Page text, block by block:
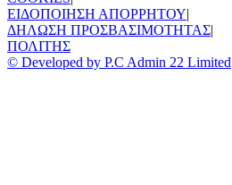
ΕΙΔΟΠΟΙΗΣΗ ΑΠΟΡΡΗΤΟΥ|
ΔΗΛΩΣΗ ΠΡΟΣΒΑΣΙΜΟΤΗΤΑΣ|
ΠΟΛΙΤΗΣ
© Developed by P.C Admin 22 Limited